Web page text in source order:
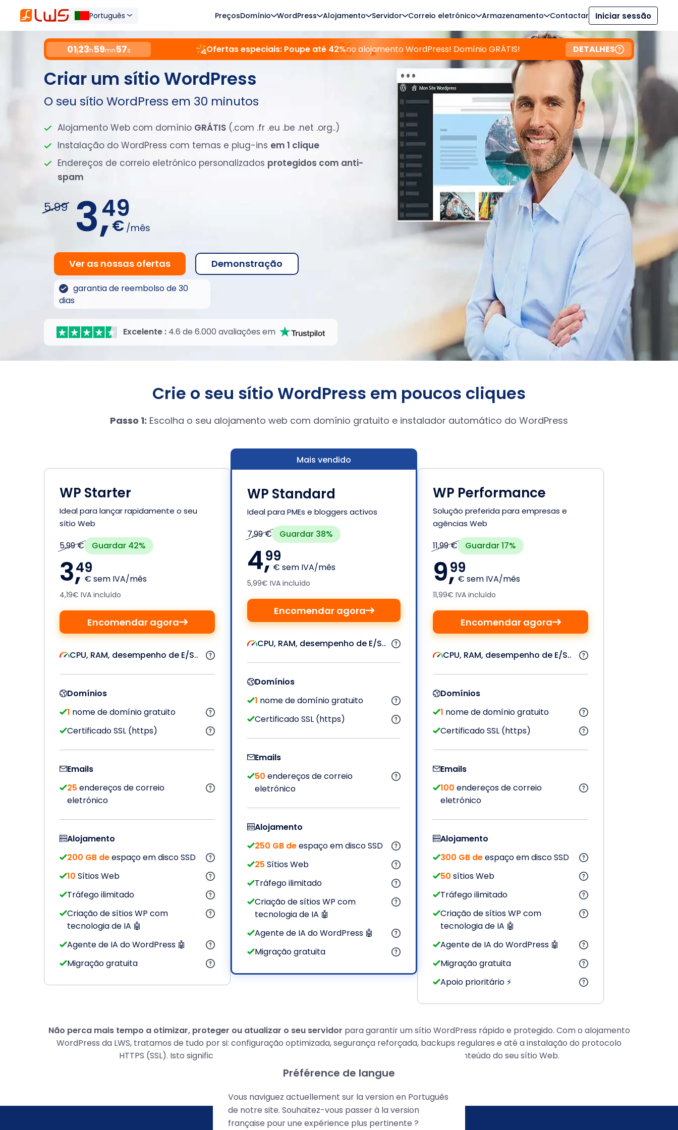
Português PreçosDomínio WordPress Alojamento Servidor Correio eletrónico Armazenamento Contactar Iniciar sessão
01j23h59mn56s Ofertas especiais: Poupe até 42%no alojamento WordPress! Domínio GRÁTIS! DETALHES
Criar um sítio WordPress
O seu sítio WordPress em 30 minutos
Alojamento Web com domínio GRÁTIS (.com .fr .eu .be .net .org..)
Instalação do WordPress com temas e plug-ins em 1 clique
Endereços de correio eletrónico personalizados protegidos com anti-
spam
5.99 3,49
€ /mês
Ver as nossas ofertas Demonstração
garantia de reembolso de 30
dias
Excelente : 4.6 de 6.000 avaliações em
Crie o seu sítio WordPress em poucos cliques
Passo 1: Escolha o seu alojamento web com domínio gratuito e instalador automático do WordPress
WP Starter
Ideal para lançar rapidamente o seu
sítio Web
5,99 € Guardar 42%
3,49
€ sem IVA/mês
4,19€ IVA incluído
Encomendar agora
CPU, RAM, desempenho de E/S..
Domínios
1 nome de domínio gratuito
Certificado SSL (https)
Emails
25 endereços de correio
eletrónico
Alojamento
200 GB deespaço em disco SSD
10 Sítios Web
Tráfego ilimitado
Criação de sítios WP com
tecnologia de IA 🤖
Agente de IA do WordPress 🤖
Migração gratuita
Mais vendido
WP Standard
Ideal para PMEs e bloggers activos
7,99 € Guardar 38%
4,99
€ sem IVA/mês
5,99€ IVA incluído
Encomendar agora
CPU, RAM, desempenho de E/S..
Domínios
1 nome de domínio gratuito
Certificado SSL (https)
Emails
50 endereços de correio
eletrónico
Alojamento
250 GB deespaço em disco SSD
25 Sítios Web
Tráfego ilimitado
Criação de sítios WP com
tecnologia de IA 🤖
Agente de IA do WordPress 🤖
Migração gratuita
WP Performance
Solução preferida para empresas e
agências Web
11,99 € Guardar 17%
9,99
€ sem IVA/mês
11,99€ IVA incluído
Encomendar agora
CPU, RAM, desempenho de E/S..
Domínios
1 nome de domínio gratuito
Certificado SSL (https)
Emails
100 endereços de correio
eletrónico
Alojamento
300 GB deespaço em disco SSD
50 sítios Web
Tráfego ilimitado
Criação de sítios WP com
tecnologia de IA 🤖
Agente de IA do WordPress 🤖
Migração gratuita
Apoio prioritário ⚡
Não perca mais tempo a otimizar, proteger ou atualizar o seu servidor para garantir um sítio WordPress rápido e protegido. Com o alojamento
WordPress da LWS, tratamos de tudo por si: configuração optimizada, segurança reforçada, backups regulares e até a instalação do protocolo
HTTPS (SSL). Isto significa que pode concentrar o seu tempo na criação e gestão do conteúdo do seu sítio Web.
Préférence de langue
Vous naviguez actuellement sur la version en Português
de notre site. Souhaitez-vous passer à la version
française pour une expérience plus pertinente ?